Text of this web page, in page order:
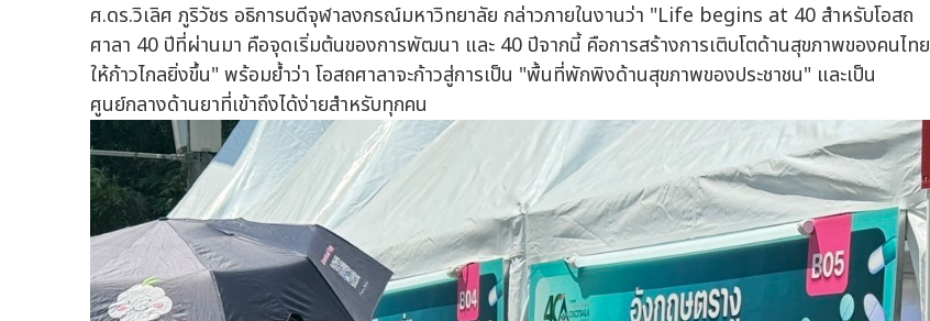
ศ.ดร.วิเลิศ ภูริวัชร อธิการบดีจุฬาลงกรณ์มหาวิทยาลัย กล่าวภายในงานว่า "Life begins at 40 สำหรับโอสถ
ศาลา 40 ปีที่ผ่านมา คือจุดเริ่มต้นของการพัฒนา และ 40 ปีจากนี้ คือการสร้างการเติบโตด้านสุขภาพของคนไทย
ให้ก้าวไกลยิ่งขึ้น" พร้อมย้ำว่า โอสถศาลาจะก้าวสู่การเป็น "พื้นที่พักพิงด้านสุขภาพของประชาชน" และเป็น
ศูนย์กลางด้านยาที่เข้าถึงได้ง่ายสำหรับทุกคน